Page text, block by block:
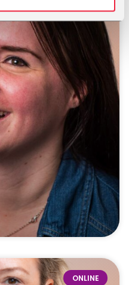
AMERSFOORT
ONLINE